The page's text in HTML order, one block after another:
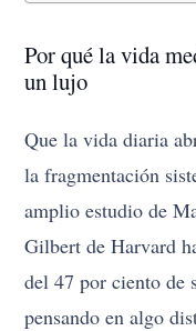
Por qué la vida
un lujo
Que la vida diaria
la fragmentación
amplio estudio de
Gilbert de Harvard
del 47 por ciento de
pensando en algo